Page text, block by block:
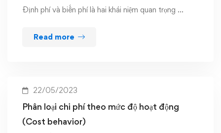
Định phí và biến phí là hai khái niệm quan trọng …
Read more
22/05/2023
Phân loại chi phí theo mức độ hoạt động
(Cost behavior)